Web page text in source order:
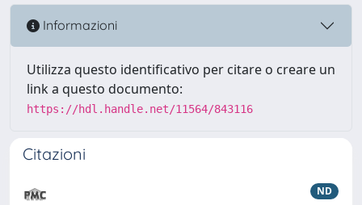
Informazioni
Utilizza questo identificativo per citare o creare un
link a questo documento:
https://hdl.handle.net/11564/843116
Citazioni
ND